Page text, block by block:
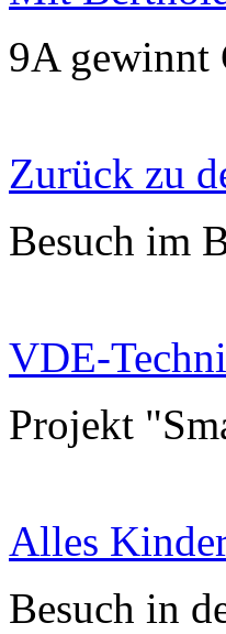
9A gewinnt
Zurück zu
Besuch im
VDE-
Projekt
Alles
Besuch in